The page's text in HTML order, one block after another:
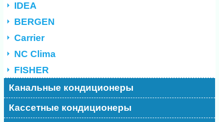
IDEA
BERGEN
Carrier
NC Clima
FISHER
Канальные кондиционеры
Кассетные кондиционеры